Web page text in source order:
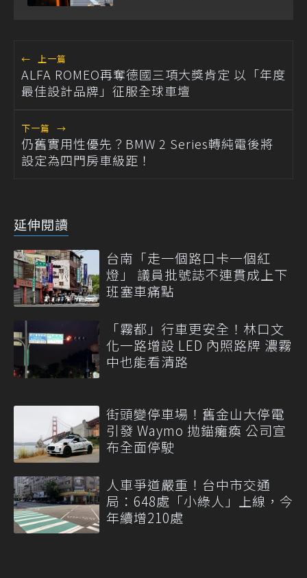
← 上一篇
ALFA ROMEO再奪德國三項大獎肯定 以「年度
最佳設計品牌」征服全球車壇
下一篇 →
仍舊實用性優先？BMW 2 Series轉純電後將
設定為四門房車級距！
延伸閱讀
台南「走一個路口卡一個紅
燈」 議員批號誌不連貫成上下
班塞車痛點
「霧都」行車更安全！林口文
化一路增設 LED 內照路牌 濃霧
中也能看清路
街頭變停車場！舊金山大停電
引發 Waymo 拋錨癱瘓 公司宣
布全面停駛
人車爭道嚴重！台中市交通
局：648處「小綠人」上線，今
年續增210處